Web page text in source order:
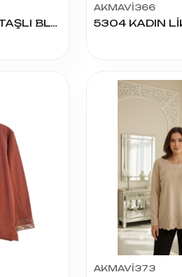
3043 KADIN MİR TAŞLI BLUZ
AKMAVİ366
AKMAVİ373